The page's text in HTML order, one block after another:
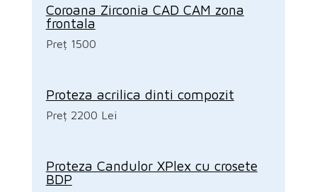
Coroana Zirconia CAD CAM zona
frontala
Preț 1500
Proteza acrilica dinti compozit
Preț 2200 Lei
Proteza Candulor XPlex cu crosete
BDP